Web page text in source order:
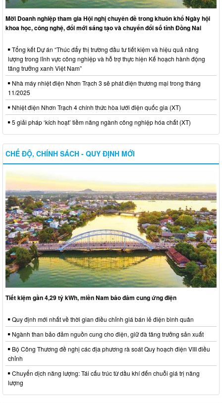
Mời Doanh nghiệp tham gia Hội nghị chuyên đề trong khuôn khổ Ngày hội
khoa học, công nghệ, đổi mới sáng tạo và chuyển đổi số tỉnh Đồng Nai
Tổng kết Dự án “Thúc đẩy thị trường đầu tư tiết kiệm và hiệu quả năng
lượng trong lĩnh vực công nghiệp và hỗ trợ thực hiện Kế hoạch hành động
tăng trưởng xanh Việt Nam”
Nhà máy nhiệt điện Nhơn Trạch 3 sẽ phát điện thương mại trong tháng
11/2025
Nhiệt điện Nhơn Trạch 4 chính thức hòa lưới điện quốc gia (XT)
5 giải pháp ‘kích hoạt’ tiềm năng ngành công nghiệp hóa chất (XT)
CHẾ ĐỘ, CHÍNH SÁCH - QUY ĐỊNH MỚI
Tiết kiệm gần 4,29 tỷ kWh, miền Nam bảo đảm cung ứng điện
Quy định mới nhất về thời gian điều chỉnh giá bán lẻ điện bình quân
Ngành than bảo đảm nguồn cung cho điện, giữ đà tăng trưởng sản xuất
Bộ Công Thương đề nghị các địa phương rà soát Quy hoạch điện VIII điều
chỉnh
Chuyển dịch năng lượng: Tái cấu trúc từ dầu khí đến chuỗi giá trị năng
lượng